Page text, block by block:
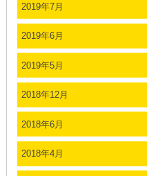
2019年7月
2019年6月
2019年5月
2018年12月
2018年6月
2018年4月